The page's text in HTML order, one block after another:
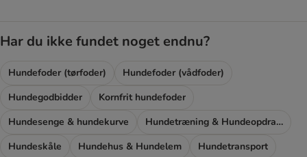
Har du ikke fundet noget endnu?
Hundefoder (tørfoder)
Hundefoder (vådfoder)
Hundegodbidder
Kornfrit hundefoder
Hundesenge & hundekurve
Hundetræning & Hundeopdragelse
Hundeskåle
Hundehus & Hundelem Hundetransport